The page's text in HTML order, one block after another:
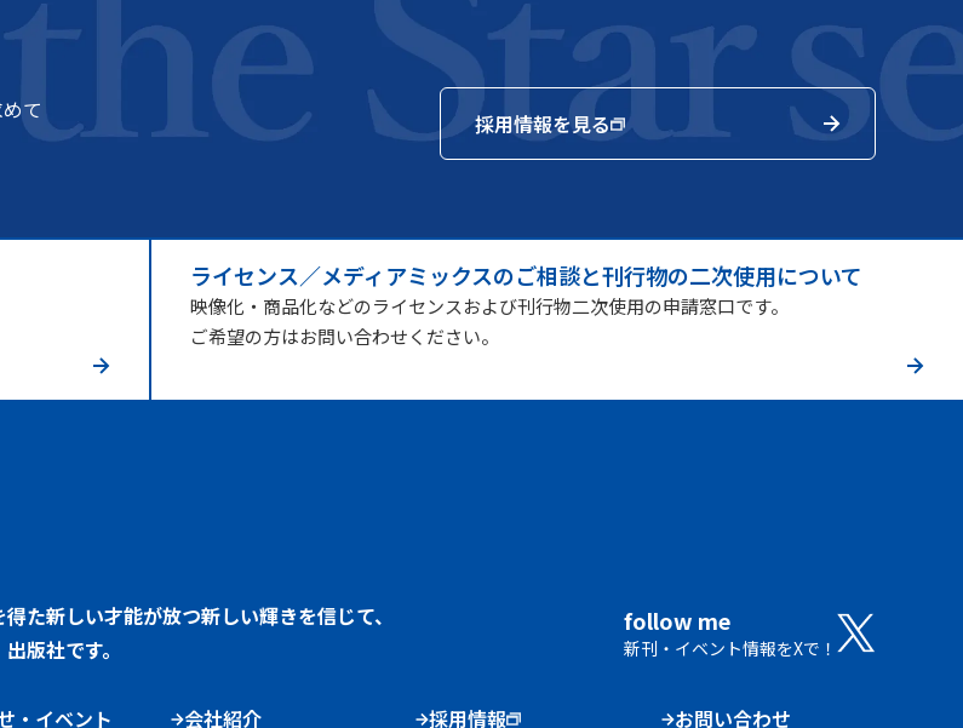
て
採用情報を見る
ライセンス／メディアミックスのご相談と刊行物の二次使用について
映像化・商品化などのライセンスおよび刊行物二次使用の申請窓口です。
ご希望の方はお問い合わせください。
た新しい才能が放つ新しい輝きを信じて、
版社です。
follow me
新刊・イベント情報をXで！
・イベント 会社紹介 採用情報 お問い合わせ